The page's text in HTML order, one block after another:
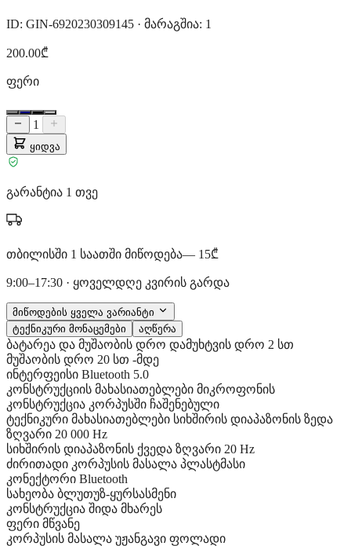
ID: GIN-6920230309145 · მარაგშია: 1
200.00₾
ფერი
1
ყიდვა
გარანტია 1 თვე
თბილისში 1 საათში მიწოდება— 15₾
9:00–17:30 · ყოველდღე კვირის გარდა
მიწოდების ყველა ვარიანტი
ტექნიკური მონაცემები
აღწერა
ბატარეა და მუშაობის დრო დამუხტვის დრო 2 სთ
მუშაობის დრო 20 სთ -მდე
ინტერფეისი Bluetooth 5.0
კონსტრუქციის მახასიათებლები მიკროფონის
კონსტრუქცია კორპუსში ჩაშენებული
ტექნიკური მახასიათებლები სიხშირის დიაპაზონის ზედა
ზღვარი 20 000 Hz
სიხშირის დიაპაზონის ქვედა ზღვარი 20 Hz
ძირითადი კორპუსის მასალა პლასტმასი
კონექტორი Bluetooth
სახეობა ბლუთუზ-ყურსასმენი
კონსტრუქცია შიდა მხარეს
ფერი მწვანე
კორპუსის მასალა უჟანგავი ფოლადი